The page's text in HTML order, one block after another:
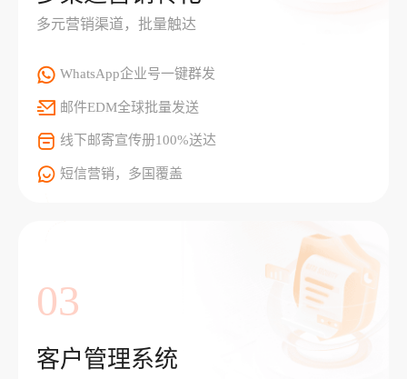
多元营销渠道，批量触达
WhatsApp企业号一键群发
邮件EDM全球批量发送
线下邮寄宣传册100%送达
短信营销，多国覆盖
03
客户管理系统